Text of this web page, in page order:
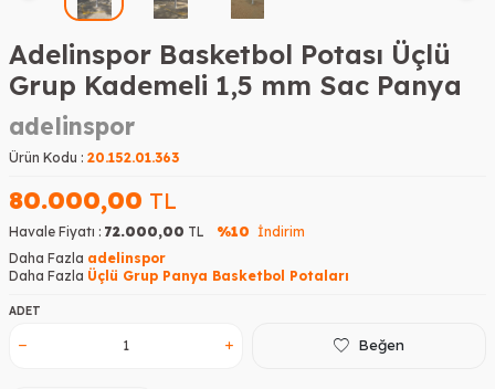
Adelinspor Basketbol Potası Üçlü
Grup Kademeli 1,5 mm Sac Panya
adelinspor
Ürün Kodu : 20.152.01.363
80.000,00 TL
Havale Fiyatı : 72.000,00 TL %10 İndirim
Daha Fazla adelinspor
Daha Fazla Üçlü Grup Panya Basketbol Potaları
ADET
Beğen